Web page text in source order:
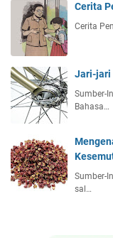
Cerita
Cerita
Jari-jari
Sumber-
Bahasa…
Sumber-
sal…